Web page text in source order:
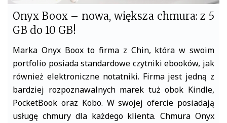
Onyx Boox – nowa, większa chmura: z 5
GB do 10 GB!
Marka Onyx Boox to firma z Chin, która w swoim
portfolio posiada standardowe czytniki ebooków, jak
również elektroniczne notatniki. Firma jest jedną z
bardziej rozpoznawalnych marek tuż obok Kindle,
PocketBook oraz Kobo. W swojej ofercie posiadają
usługę chmury dla każdego klienta. Chmura Onyx